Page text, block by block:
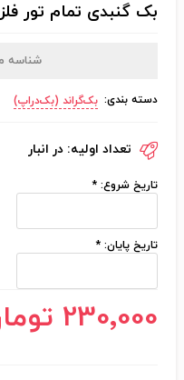
بک گنبدی تمام تور
شناسه
دسته بندی: بک‌گراند (بک‌دراپ)
تعداد اولیه: در انبار
تاریخ شروع: *
تاریخ پایان: *
230٬000 تومان